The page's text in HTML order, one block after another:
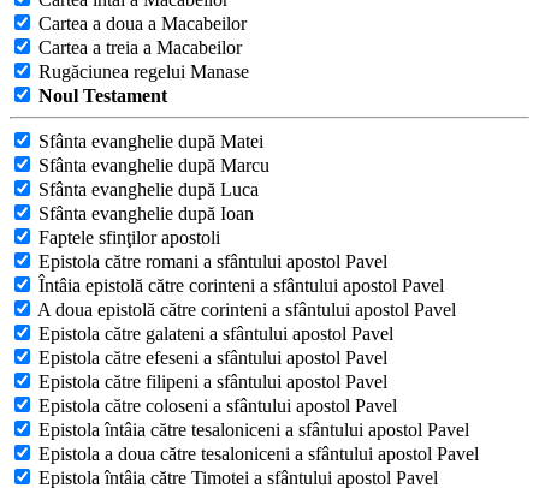
Cartea a doua a Macabeilor
Cartea a treia a Macabeilor
Rugăciunea regelui Manase
Noul Testament
Sfânta evanghelie după Matei
Sfânta evanghelie după Marcu
Sfânta evanghelie după Luca
Sfânta evanghelie după Ioan
Faptele sfinţilor apostoli
Epistola către romani a sfântului apostol Pavel
Întâia epistolă către corinteni a sfântului apostol Pavel
A doua epistolă către corinteni a sfântului apostol Pavel
Epistola către galateni a sfântului apostol Pavel
Epistola către efeseni a sfântului apostol Pavel
Epistola către filipeni a sfântului apostol Pavel
Epistola către coloseni a sfântului apostol Pavel
Epistola întâia către tesaloniceni a sfântului apostol Pavel
Epistola a doua către tesaloniceni a sfântului apostol Pavel
Epistola întâia către Timotei a sfântului apostol Pavel